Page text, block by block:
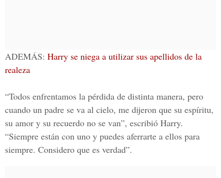
ADEMÁS: Harry se niega a utilizar sus apellidos de la
realeza
“Todos enfrentamos la pérdida de distinta manera, pero
cuando un padre se va al cielo, me dijeron que su espíritu,
su amor y su recuerdo no se van”, escribió Harry.
“Siempre están con uno y puedes aferrarte a ellos para
siempre. Considero que es verdad”.